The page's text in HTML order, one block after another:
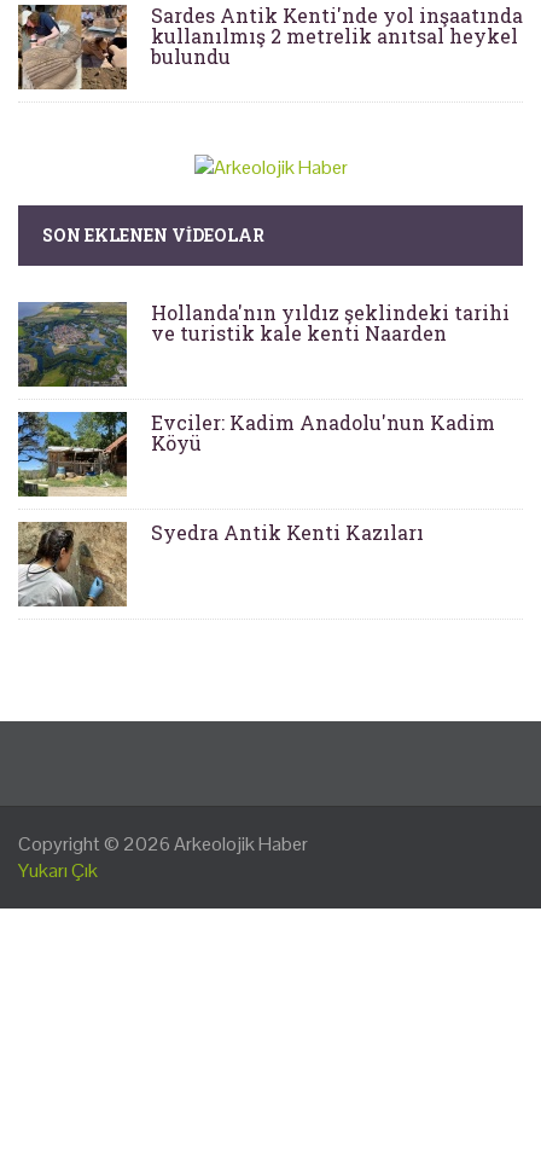
Sardes Antik Kenti'nde yol inşaatında
kullanılmış 2 metrelik anıtsal heykel
bulundu
SON EKLENEN VIDEOLAR
Hollanda'nın yıldız şeklindeki tarihi
ve turistik kale kenti Naarden
Evciler: Kadim Anadolu'nun Kadim
Köyü
Syedra Antik Kenti Kazıları
Copyright © 2026Arkeolojik Haber
Yukarı Çık